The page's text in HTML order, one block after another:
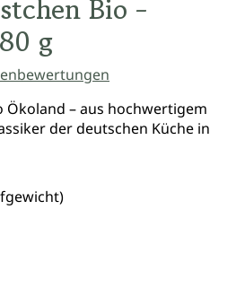
Bio -
g
Ökoland – aus hochwertigem
der deutschen Küche in